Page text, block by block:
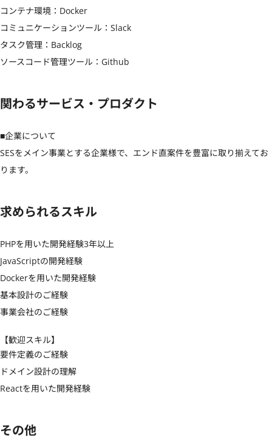
コンテナ環境：Docker
コミュニケーションツール：Slack
タスク管理：Backlog
ソースコード管理ツール：Github
関わるサービス・プロダクト
■企業について
SESをメイン事業とする企業様で、エンド直案件を豊富に取り揃えてお
ります。
求められるスキル
PHPを用いた開発経験3年以上
JavaScriptの開発経験
Dockerを用いた開発経験
基本設計のご経験
事業会社のご経験
【歓迎スキル】
要件定義のご経験
ドメイン設計の理解
Reactを用いた開発経験
その他